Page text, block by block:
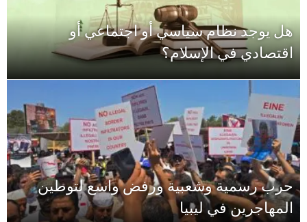
هل يوجد نظام سياسي أو اجتماعي أو
اقتصادي في الإسلام؟
حرب رسمية وشعبية ورفض واسع لتوطين
المهاجرين في ليبيا